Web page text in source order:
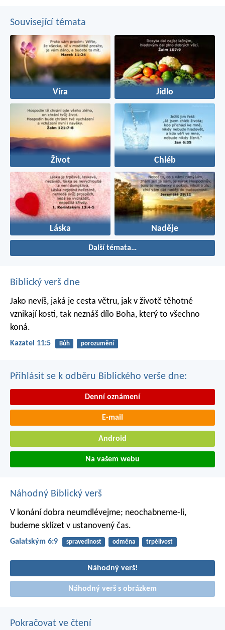
Související témata
Víra Jídlo
Život Chléb
Láska Naděje
Další témata…
Biblický verš dne
Jako nevíš, jaká je cesta větru, jak v životě těhotné
vznikají kosti, tak neznáš dílo Boha, který to všechno
koná.
Kazatel 11:5 Bůh porozumění
Přihlásit se k odběru Biblického verše dne:
Denní oznámení
E-mail
Android
Na vašem webu
Náhodný Biblický verš
V konání dobra neumdlévejme; neochabneme-li,
budeme sklízet v ustanovený čas.
Galatským 6:9 spravedlnost odměna trpělivost
Náhodný verš!
Náhodný verš s obrázkem
Pokračovat ve čtení